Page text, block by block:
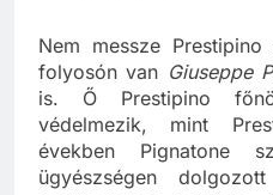
Nem messze
folyosón vanGiuseppe
is. Ő Prestipino
védelmezik, mint
években Pignatone